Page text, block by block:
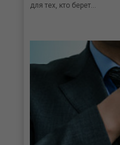
для тех, кто берет...